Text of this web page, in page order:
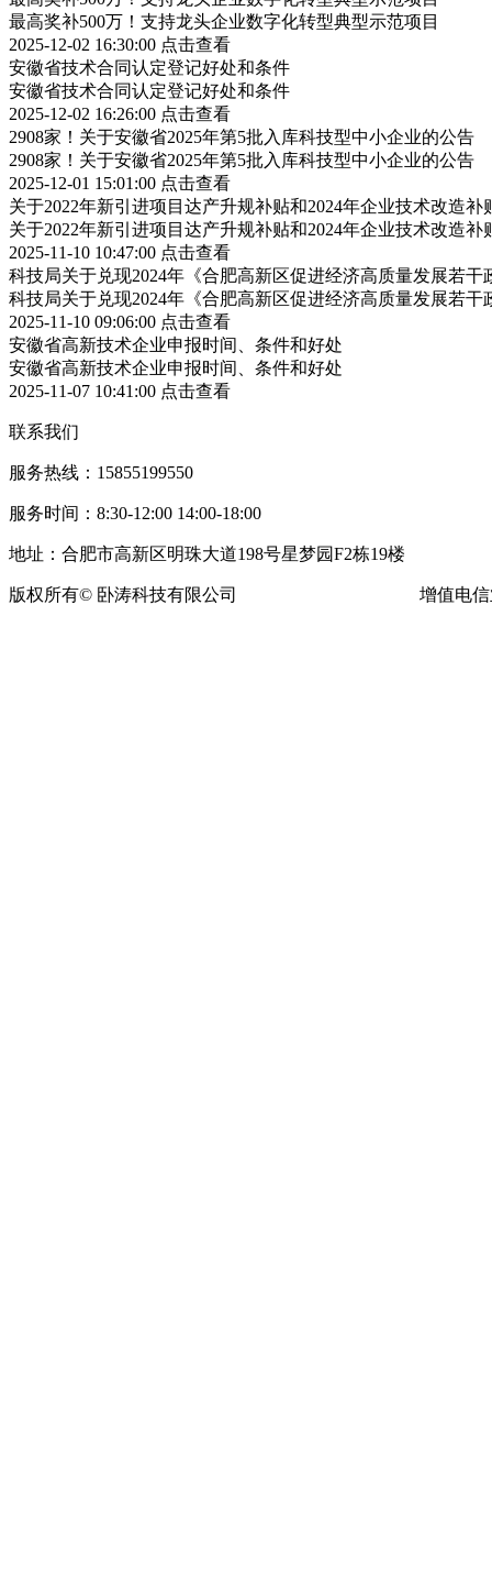
最高奖补500万！支持龙头企业数字化转型典型示范项目
2025-12-02 16:30:00 点击查看
安徽省技术合同认定登记好处和条件
安徽省技术合同认定登记好处和条件
2025-12-02 16:26:00 点击查看
2908家！关于安徽省2025年第5批入库科技型中小企业的公告
2908家！关于安徽省2025年第5批入库科技型中小企业的公告
2025-12-01 15:01:00 点击查看
关于2022年新引进项目达产升规补贴和2024年企业技术改造
关于2022年新引进项目达产升规补贴和2024年企业技术改造
2025-11-10 10:47:00 点击查看
科技局关于兑现2024年《合肥高新区促进经济高质量发展若
科技局关于兑现2024年《合肥高新区促进经济高质量发展若
2025-11-10 09:06:00 点击查看
安徽省高新技术企业申报时间、条件和好处
安徽省高新技术企业申报时间、条件和好处
2025-11-07 10:41:00 点击查看
联系我们
服务热线：15855199550
服务时间：8:30-12:00 14:00-18:00
地址：合肥市高新区明珠大道198号星梦园F2栋19楼
版权所有© 卧涛科技有限公司 增值电